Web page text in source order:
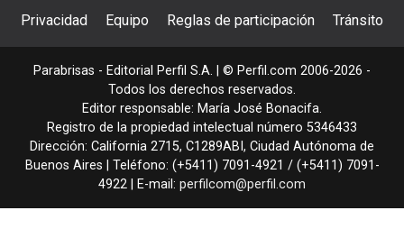
Privacidad Equipo Reglas de participación Tránsito
Parabrisas - Editorial Perfil S.A. | © Perfil.com 2006-2026 -
Todos los derechos reservados.
Editor responsable: María José Bonacifa.
Registro de la propiedad intelectual número 5346433
Dirección: California 2715, C1289ABI , Ciudad Autónoma de
Buenos Aires | Teléfono: (+5411) 7091-4921 / (+5411) 7091-
4922 | E-mail: perfilcom@perfil.com